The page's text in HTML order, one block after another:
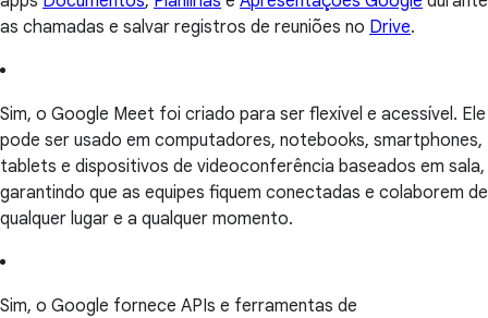
as chamadas e salvar registros de reuniões no Drive.
Sim, o Google Meet foi criado para ser flexível e acessível. Ele
pode ser usado em computadores, notebooks, smartphones,
tablets e dispositivos de videoconferência baseados em sala,
garantindo que as equipes fiquem conectadas e colaborem de
qualquer lugar e a qualquer momento.
Sim, o Google fornece APIs e ferramentas de